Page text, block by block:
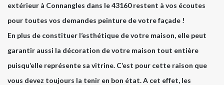
extérieur à Connangles dans le 43160 restent à vos écoutes
pour toutes vos demandes peinture de votre façade !
En plus de constituer l’esthétique de votre maison, elle peut
garantir aussi la décoration de votre maison tout entière
puisqu’elle représente sa vitrine. C’est pour cette raison que
vous devez toujours la tenir en bon état. A cet effet, les